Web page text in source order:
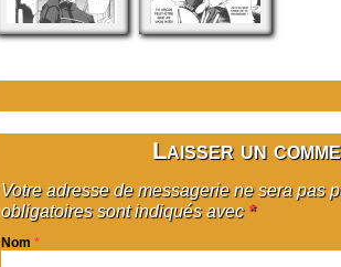
Laisser un
Votre adresse de messagerie ne sera pas
obligatoires sont indiqués avec *
Nom *